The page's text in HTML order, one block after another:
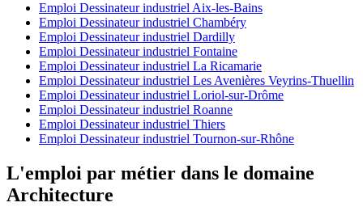
Emploi Dessinateur industriel Aix-les-Bains
Emploi Dessinateur industriel Chambéry
Emploi Dessinateur industriel Dardilly
Emploi Dessinateur industriel Fontaine
Emploi Dessinateur industriel La Ricamarie
Emploi Dessinateur industriel Les Avenières Veyrins-Thuellin
Emploi Dessinateur industriel Loriol-sur-Drôme
Emploi Dessinateur industriel Roanne
Emploi Dessinateur industriel Thiers
Emploi Dessinateur industriel Tournon-sur-Rhône
L'emploi par métier dans le domaine
Architecture